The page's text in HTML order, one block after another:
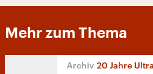
Mehr zum Thema
20 Jahre